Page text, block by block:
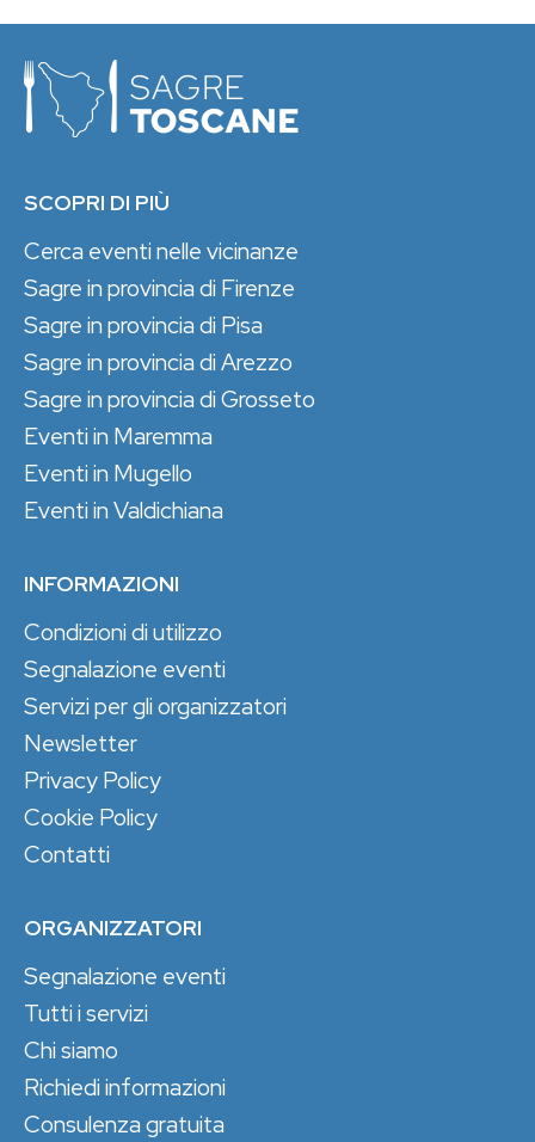
SCOPRI DI PIÙ
Cerca eventi nelle vicinanze
Sagre in provincia di Firenze
Sagre in provincia di Pisa
Sagre in provincia di Arezzo
Sagre in provincia di Grosseto
Eventi in Maremma
Eventi in Mugello
Eventi in Valdichiana
INFORMAZIONI
Condizioni di utilizzo
Segnalazione eventi
Servizi per gli organizzatori
Newsletter
Privacy Policy
Cookie Policy
Contatti
ORGANIZZATORI
Segnalazione eventi
Tutti i servizi
Chi siamo
Richiedi informazioni
Consulenza gratuita